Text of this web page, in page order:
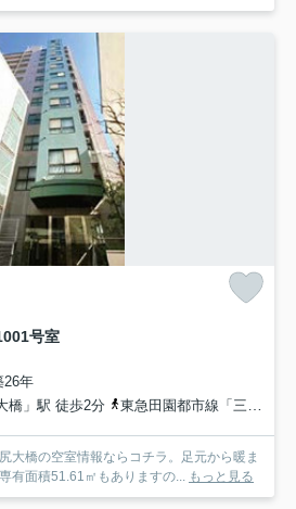
号室
26年
橋」駅 徒歩2分
東急田園都市線「三軒茶屋」駅 徒歩17分
大橋の空室情報ならコチラ。足元から暖ま
有面積51.61㎡もありますの... もっと見る